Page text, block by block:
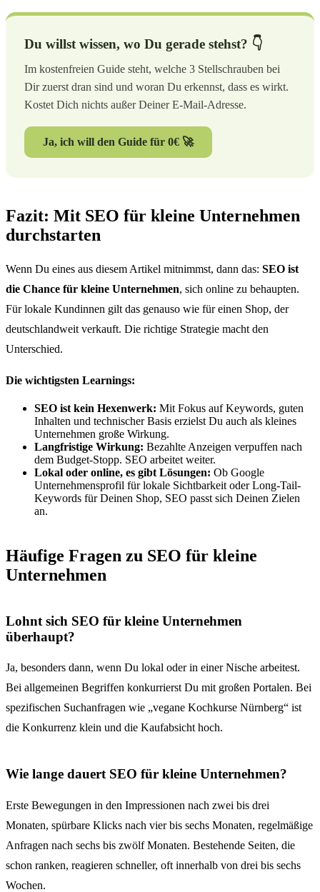
Du willst wissen, wo Du gerade stehst? 👇
Im kostenfreien Guide steht, welche 3 Stellschrauben bei
Dir zuerst dran sind und woran Du erkennst, dass es wirkt.
Kostet Dich nichts außer Deiner E-Mail-Adresse.
Ja, ich will den Guide für 0€ 🚀
Fazit: Mit SEO für kleine Unternehmen
durchstarten
Wenn Du eines aus diesem Artikel mitnimmst, dann das: SEO ist
die Chance für kleine Unternehmen, sich online zu behaupten.
Für lokale Kundinnen gilt das genauso wie für einen Shop, der
deutschlandweit verkauft. Die richtige Strategie macht den
Unterschied.
Die wichtigsten Learnings:
SEO ist kein Hexenwerk: Mit Fokus auf Keywords, guten
Inhalten und technischer Basis erzielst Du auch als kleines
Unternehmen große Wirkung.
Langfristige Wirkung: Bezahlte Anzeigen verpuffen nach
dem Budget-Stopp. SEO arbeitet weiter.
Lokal oder online, es gibt Lösungen: Ob Google
Unternehmensprofil für lokale Sichtbarkeit oder Long-Tail-
Keywords für Deinen Shop, SEO passt sich Deinen Zielen
an.
Häufige Fragen zu SEO für kleine
Unternehmen
Lohnt sich SEO für kleine Unternehmen
überhaupt?
Ja, besonders dann, wenn Du lokal oder in einer Nische arbeitest.
Bei allgemeinen Begriffen konkurrierst Du mit großen Portalen. Bei
spezifischen Suchanfragen wie „vegane Kochkurse Nürnberg“ ist
die Konkurrenz klein und die Kaufabsicht hoch.
Wie lange dauert SEO für kleine Unternehmen?
Erste Bewegungen in den Impressionen nach zwei bis drei
Monaten, spürbare Klicks nach vier bis sechs Monaten, regelmäßige
Anfragen nach sechs bis zwölf Monaten. Bestehende Seiten, die
schon ranken, reagieren schneller, oft innerhalb von drei bis sechs
Wochen.